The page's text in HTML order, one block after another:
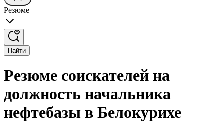
Резюме
Найти
Резюме соискателей на
должность начальника
нефтебазы в Белокурихе